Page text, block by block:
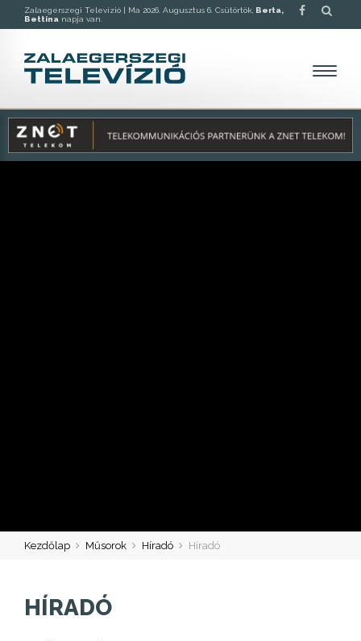
Zalaegerszegi Televízió | Ma 2026. Augusztus 6. Csütörtök, Berta,
Bettina napja van.
Kezdőlap Műsorok Híradó Híradó
HÍRADÓ